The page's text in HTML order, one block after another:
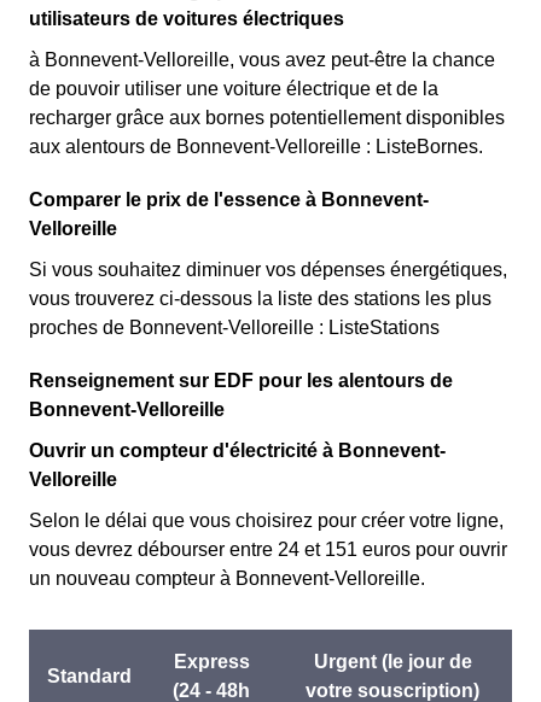
utilisateurs de voitures électriques
à Bonnevent-Velloreille, vous avez peut-être la chance
de pouvoir utiliser une voiture électrique et de la
recharger grâce aux bornes potentiellement disponibles
aux alentours de Bonnevent-Velloreille : ListeBornes.
Comparer le prix de l'essence à Bonnevent-
Velloreille
Si vous souhaitez diminuer vos dépenses énergétiques,
vous trouverez ci-dessous la liste des stations les plus
proches de Bonnevent-Velloreille : ListeStations
Renseignement sur EDF pour les alentours de
Bonnevent-Velloreille
Ouvrir un compteur d'électricité à Bonnevent-
Velloreille
Selon le délai que vous choisirez pour créer votre ligne,
vous devrez débourser entre 24 et 151 euros pour ouvrir
un nouveau compteur à Bonnevent-Velloreille.